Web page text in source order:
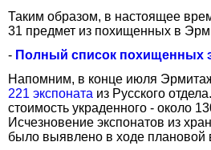
Таким образом, в настоящее
31 предмет из похищенных в
- Полный список похищенных
Напомним, в конце июля
221 экспоната из Русского
стоимость украденного - около
Исчезновение экспонатов из
было выявлено в ходе плановой